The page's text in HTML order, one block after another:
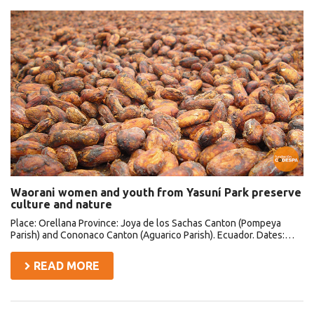
Waorani women and youth from Yasuní Park preserve
culture and nature
Place: Orellana Province: Joya de los Sachas Canton (Pompeya
Parish) and Cononaco Canton (Aguarico Parish). Ecuador. Dates:…
READ MORE
women
and
youth
from
Yasuní
Park
preserve
culture
and
nature